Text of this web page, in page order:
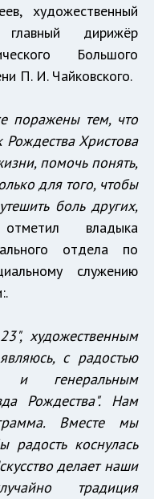
художественный
главный дирижёр
Большого
П. И. Чайковского.
поражены тем, что
Христова
помочь понять,
для того, чтобы
боль других,
владыка
отдела по
служению
художественным
с радостью
и генеральным
Рождества". Нам
Вместе мы
радость коснулась
делает наши
традиция